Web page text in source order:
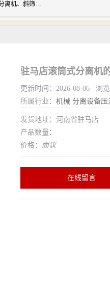
河南精拓环保设备有限公司（咨询电话：18595569755），主营产品：水力筛式固液分离机、水切式固液分离机、斜筛式干湿分离机、养猪场固液分离机、斜筛式固液分离机、屠宰场固液分离机、猪场干湿分离机等。公司从事固液分离设备及配套沼气池的研发、设计、销售与施工，并提供污水处理整体解决方案。
驻马店滚筒式分离机
更新时间：2026-08-06 浏
所属行业： 机械 分离设备压
发货地址：河南省驻马店
产品数量：
价格： 面议
在线留言